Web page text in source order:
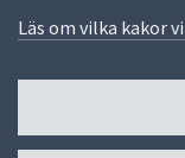
Läs om vilka kakor